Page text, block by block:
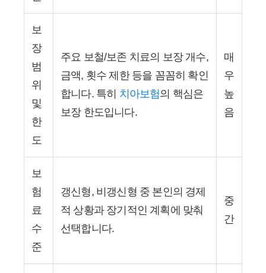
보
장
범
위
및
한
도
주요 보철/보존 치료의 보장 개수,
금액, 횟수 제한 등을 꼼꼼히 확인
합니다. 특히 치아보험의 핵심은
보장 한도입니다.
매
우
높
음
보
험
료
수
준
갱신형, 비갱신형 중 본인의 경제
적 상황과 장기적인 계획에 맞춰
선택합니다.
중
간